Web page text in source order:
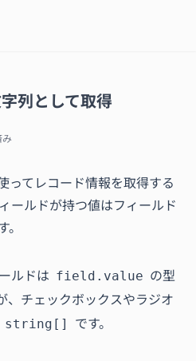
列として取得
み
ってレコード情報を取得する
ールドが持つ値はフィールド
ルドは field.value の型
、チェックボックスやラジオ
string[] です。